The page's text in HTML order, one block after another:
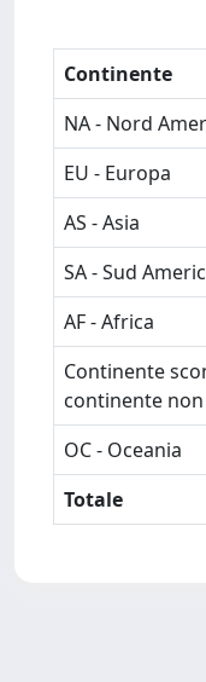
Continente
NA - Nord
EU - Europa
AS - Asia
SA - Sud
AF - Africa
Continente
continente
OC - Oceania
Totale